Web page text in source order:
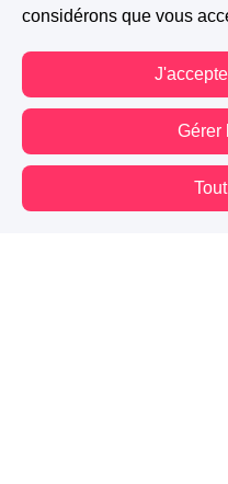
considérons que vous
Gérer